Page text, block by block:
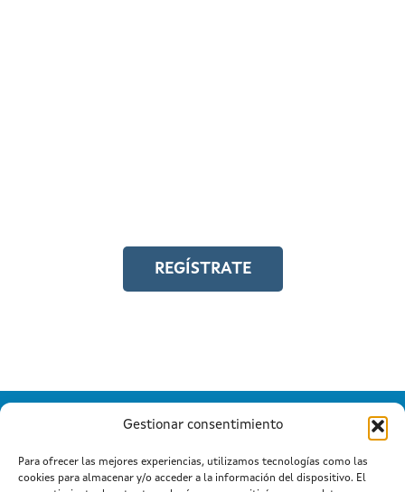
Gestionar consentimiento
Para ofrecer las mejores experiencias, utilizamos tecnologías como las
cookies para almacenar y/o acceder a la información del dispositivo. El
REGÍSTRATE
Información mantida e publicada na Internet pola Xunta de